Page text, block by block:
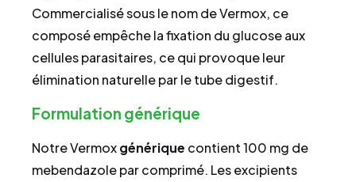
Commercialisé sous le nom de Vermox, ce
composé empêche la fixation du glucose aux
cellules parasitaires, ce qui provoque leur
élimination naturelle par le tube digestif.
Formulation générique
Notre Vermoxgénérique contient 100 mg de
mebendazole par comprimé. Les excipients